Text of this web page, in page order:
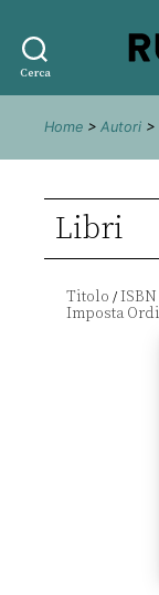
Cerca
Home > Autori >
Libri
Titolo /ISBN